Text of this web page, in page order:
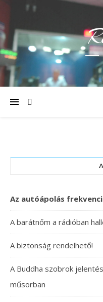
Az autóápolás
A barátnőm a rádióban
A biztonság rendelhető!
A Buddha szobrok
műsorban